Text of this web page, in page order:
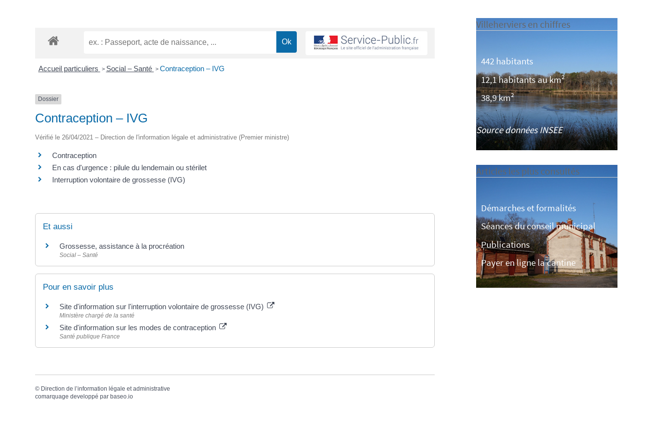
Accueil particuliers > Social – Santé > Contraception – IVG
Dossier
Contraception – IVG
Vérifié le 26/04/2021 – Direction de l'information légale et administrative (Premier ministre)
Contraception
En cas d'urgence : pilule du lendemain ou stérilet
Interruption volontaire de grossesse (IVG)
Et aussi
Grossesse, assistance à la procréation
Social – Santé
Pour en savoir plus
Site d'information sur l'interruption volontaire de grossesse (IVG)
Ministère chargé de la santé
Site d'information sur les modes de contraception
Santé publique France
© Direction de l’information légale et administrative
comarquage developpé par baseo.io
Villeherviers en chiffres
442 habitants
12,1 habitants au km²
38,9 km²
Source données INSEE
Articles les plus consultés
Démarches et formalités
Séances du conseil municipal
Publications
Payer en ligne la cantine